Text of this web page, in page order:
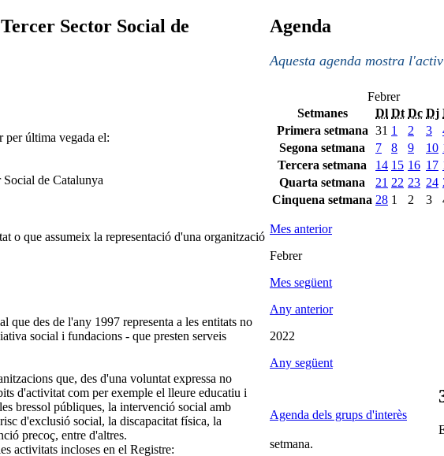
Sector Social de
per última vegada el:
de Catalunya
o que assumeix la representació d'una organització
que des de l'any 1997 representa a les entitats no
social i fundacions - que presten serveis
que, des d'una voluntat expressa no
d'activitat com per exemple el lleure educatiu i
bressol públiques, la intervenció social amb
d'exclusió social, la discapacitat física, la
precoç, entre d'altres.
activitats incloses en el Registre:
Agenda
Aquesta agenda mostra
Febrer
Setmanes
Dl Dt Dc Dj
Primera setmana 31 1 2 3
Segona setmana
7 8 9 10
Tercera setmana
14 15 16 17
Quarta setmana
21 22 23 24
Cinquena setmana 28 1 2 3
Mes anterior
Febrer
Mes següent
Any anterior
2022
Any següent
Agenda dels grups d'interès
setmana.